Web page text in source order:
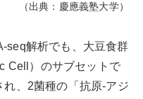
（出典：慶應義塾大学）
seq解析でも、大豆食群
Cell）のサブセットで
れ、2菌種の「抗原-アジ